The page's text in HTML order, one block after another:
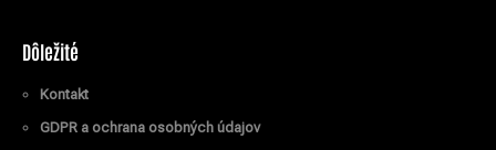
Dôležité
Kontakt
GDPR a ochrana osobných údajov